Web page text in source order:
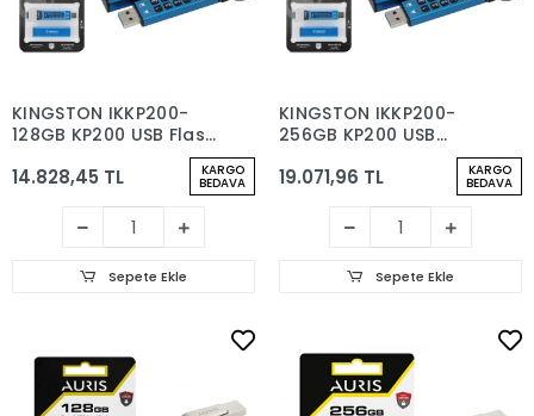
KINGSTON IKKP200-
128GB KP200 USB Flash
Takımlı Şifreli FIPS 140-
14.828,45 TL KARGO
BEDAVA
Sepete Ekle
KINGSTON IKKP200-
256GB KP200 USB
Tuş Takımlı Şifreli FIPS
140-3 AES-256 - Mavi
19.071,96 TL KARGO
BEDAVA
Sepete Ekle